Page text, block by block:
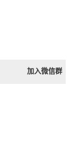
加入微信群